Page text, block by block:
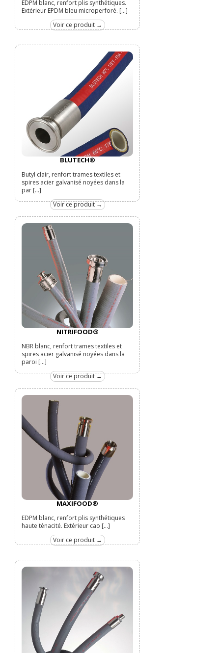
EDPM blanc, renfort plis synthétiques.
Extérieur EPDM bleu microperforé. [...]
Voir ce produit →
BLUTECH®
Butyl clair, renfort trames textiles et
spires acier galvanisé noyées dans la
par [...]
Voir ce produit →
NITRIFOOD®
NBR blanc, renfort trames textiles et
spires acier galvanisé noyées dans la
paroi [...]
Voir ce produit →
MAXIFOOD®
EDPM blanc, renfort plis synthétiques
haute ténacité. Extérieur cao [...]
Voir ce produit →